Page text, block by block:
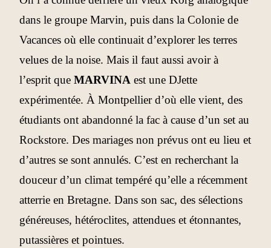
dans le groupe Marvin, puis dans la Colonie de
Vacances où elle continuait d’explorer les terres
velues de la noise. Mais il faut aussi avoir à
l’esprit queMARVINA est une DJette
expérimentée. À Montpellier d’où elle vient, des
étudiants ont abandonné la fac à cause d’un set au
Rockstore. Des mariages non prévus ont eu lieu et
d’autres se sont annulés. C’est en recherchant la
douceur d’un climat tempéré qu’elle a récemment
atterrie en Bretagne. Dans son sac, des sélections
généreuses, hétéroclites, attendues et étonnantes,
putassières et pointues.